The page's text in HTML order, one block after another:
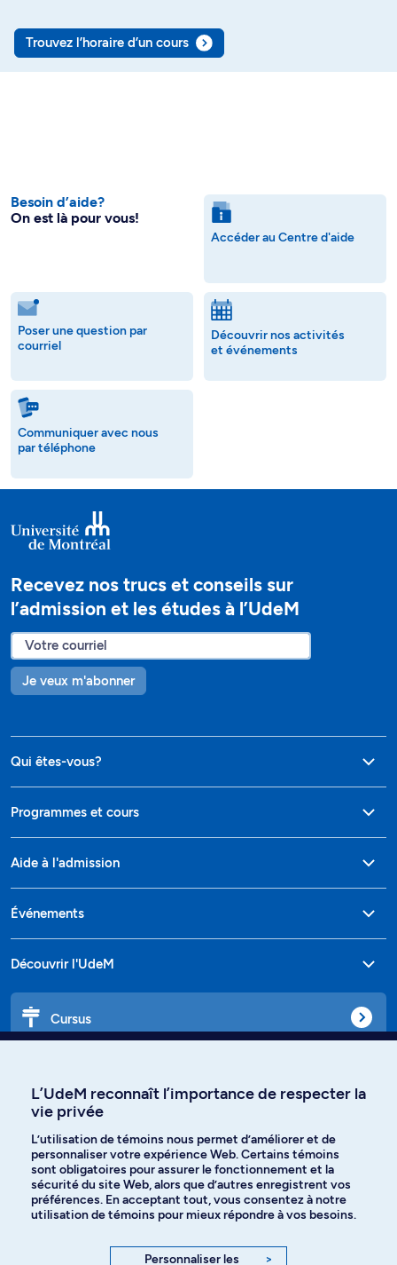
Trouvez l’horaire d’un cours
Besoin d’aide?
On est là pour vous!
Accéder au Centre d'aide
Poser une question par
courriel
Découvrir nos activités
et événements
Communiquer avec nous
par téléphone
Recevez nos trucs et conseils sur
l’admission et les études à l’UdeM
Je veux m'abonner
Qui êtes-vous?
Programmes et cours
Aide à l'admission
Événements
Découvrir l'UdeM
Cursus
Langues
Facebook Instagram
YouTube
L’UdeM reconnaît l’importance de respecter la
vie privée
L’utilisation de témoins nous permet d’améliorer et de
personnaliser votre expérience Web. Certains témoins
sont obligatoires pour assurer le fonctionnement et la
sécurité du site Web, alors que d’autres enregistrent vos
préférences. En acceptant tout, vous consentez à notre
utilisation de témoins pour mieux répondre à vos besoins.
Personnaliser les >